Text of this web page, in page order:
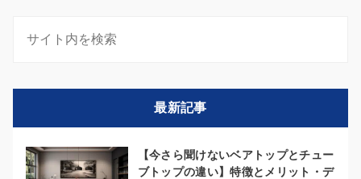
最新記事
【今さら聞けないベアトップとチュー
ブトップの違い】特徴とメリット・デ